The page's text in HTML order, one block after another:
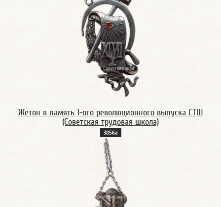
Жетон в память 1-ого революционного выпуска СТШ
(Советская трудовая школа)
3856а